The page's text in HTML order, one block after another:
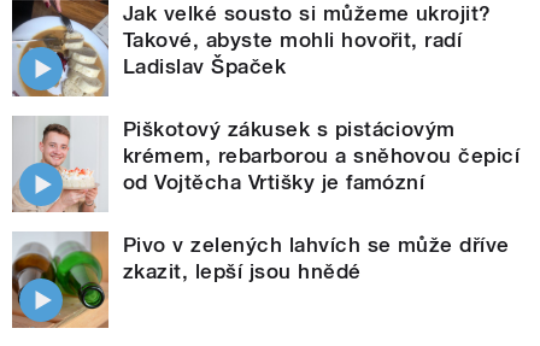
Jak velké sousto si můžeme ukrojit?
Takové, abyste mohli hovořit, radí
Ladislav Špaček
Piškotový zákusek s pistáciovým
krémem, rebarborou a sněhovou čepicí
od Vojtěcha Vrtišky je famózní
Pivo v zelených lahvích se může dříve
zkazit, lepší jsou hnědé